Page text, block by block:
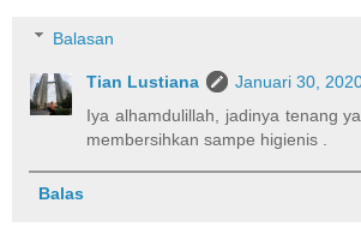
Balasan
Tian Lustiana
Januari 30,
Iya alhamdulillah, jadinya tenang
membersihkan sampe higienis .
Balas